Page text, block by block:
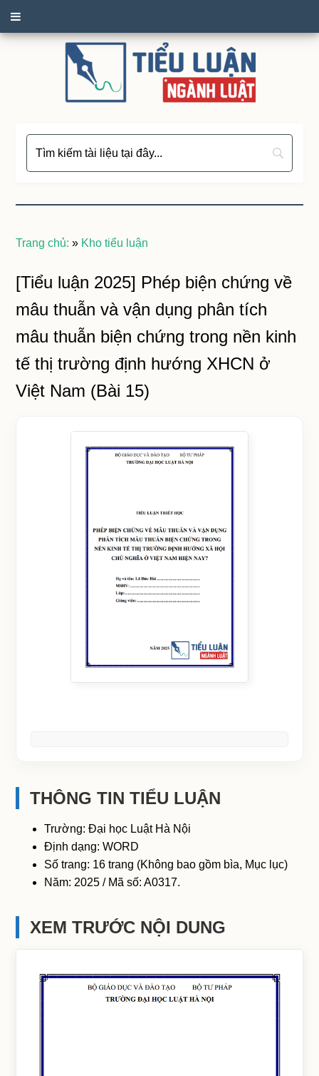
Trang chủ: » Kho tiểu luận
[Tiểu luận 2025] Phép biện chứng về
mâu thuẫn và vận dụng phân tích
mâu thuẫn biện chứng trong nền kinh
tế thị trường định hướng XHCN ở
Việt Nam (Bài 15)
THÔNG TIN TIỂU LUẬN
Trường: Đại học Luật Hà Nội
Định dạng: WORD
Số trang: 16 trang (Không bao gồm bìa, Mục lục)
Năm: 2025 / Mã số: A0317.
XEM TRƯỚC NỘI DUNG